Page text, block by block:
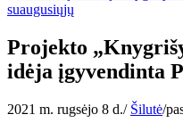
Projekto
idėja įgyvendinta
2021 m. rugsėjo 8 d./ Šilutė/